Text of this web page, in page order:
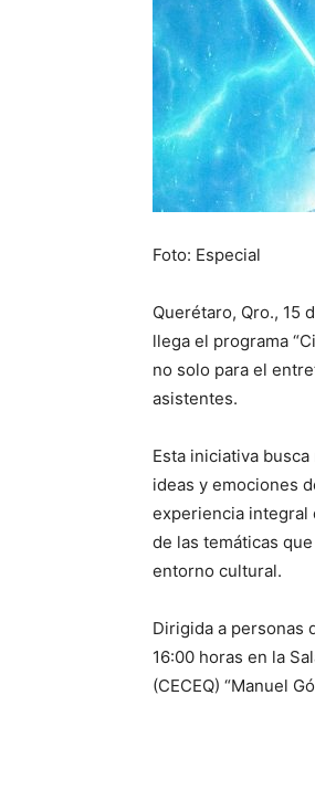
Foto: Especial
Querétaro, Qro., 15
llega el programa
no solo para el
asistentes.
Esta iniciativa
ideas y emociones
experiencia integral
de las temáticas
entorno cultural.
Dirigida a personas
16:00 horas en la
(CECEQ) “Manuel